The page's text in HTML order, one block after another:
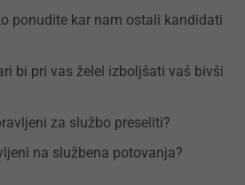
ponudite kar nam ostali kandidati
bi pri vas želel izboljšati vaš bivši
za službo preseliti?
na službena potovanja?